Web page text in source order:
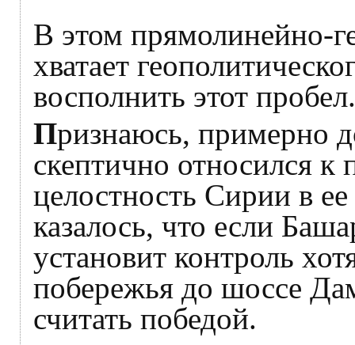
В этом прямолинейно-
хватает
восполнить этот пробел.
Признаюсь, примерно
скептично относился к
целостность Сирии в
казалось, что если
установит контроль
побережья до шоссе
считать победой.